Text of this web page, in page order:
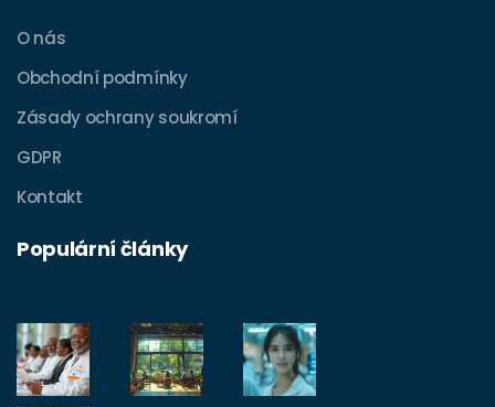
O nás
Obchodní podmínky
Zásady ochrany soukromí
GDPR
Kontakt
Populární články